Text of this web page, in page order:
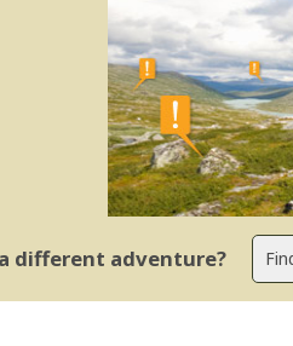
different adventure?